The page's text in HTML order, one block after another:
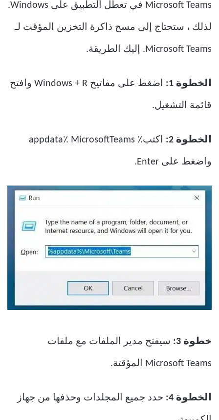
Microsoft Teams في تعطل التطبيق على Windows.
لذلك ، ستحتاج إلى مسح ذاكرة التخزين المؤقت لـ
Microsoft Teams. إليك الطريقة.
الخطوة 1: اضغط على مفاتيح Windows + R وافتح
قائمة التشغيل.
الخطوة 2: اكتب٪ appdata٪ MicrosoftTeams
واضغط على Enter.
خطوة 3: سيفتح مدير الملفات مع ملفات
Microsoft Teams المؤقتة.
الخطوة 4: حدد جميع المجلدات وحذفها من جهاز